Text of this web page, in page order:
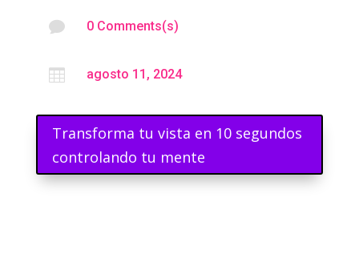
 0 Comments(s)
 agosto 11, 2024
Transforma tu vista en 10 segundos
controlando tu mente